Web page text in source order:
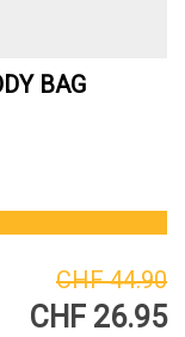
BAG
CHF 44.90
CHF 26.95